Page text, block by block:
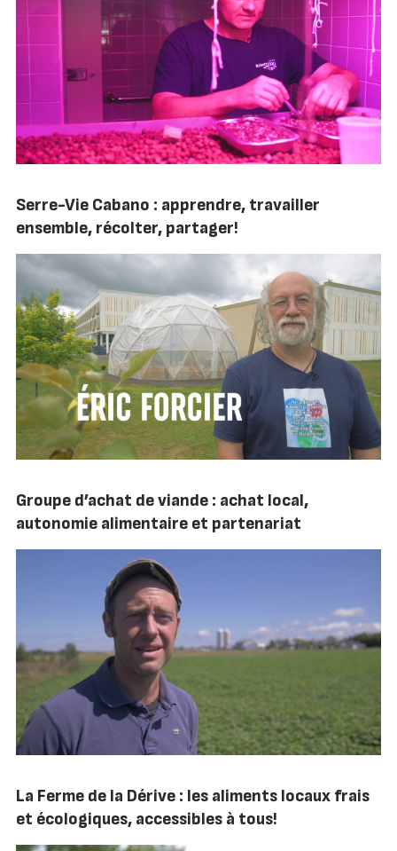
Serre-Vie Cabano : apprendre, travailler
ensemble, récolter, partager!
Groupe d’achat de viande : achat local,
autonomie alimentaire et partenariat
La Ferme de la Dérive : les aliments locaux frais
et écologiques, accessibles à tous!